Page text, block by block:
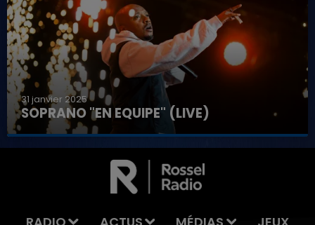
LA TEAM DE L'ÉTÉ
31 janvier 2025
SOPRANO "EN EQUIPE" (LIVE)
RADIO ACTUS MÉDIAS JEUX